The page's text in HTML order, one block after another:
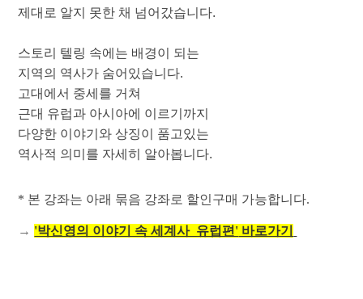
제대로 알지 못한 채 넘어갔습니다.
스토리 텔링 속에는 배경이 되는
지역의 역사가 숨어있습니다.
고대에서 중세를 거쳐
근대 유럽과 아시아에 이르기까지
다양한 이야기와 상징이 품고있는
역사적 의미를 자세히 알아봅니다.
* 본 강좌는 아래 묶음 강좌로 할인구매 가능합니다.
→ '박신영의 이야기 속 세계사_유럽편' 바로가기